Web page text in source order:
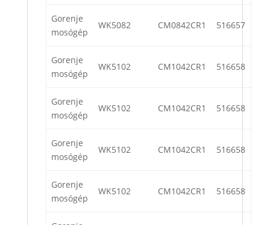
Gorenje
mosógép
WK5082 CM0842CR1 516657
Gorenje
mosógép
WK5102 CM1042CR1 516658
Gorenje
mosógép
WK5102 CM1042CR1 516658
Gorenje
mosógép
WK5102 CM1042CR1 516658
Gorenje
mosógép
WK5102 CM1042CR1 516658